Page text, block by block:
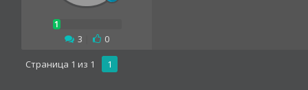
3 0
Страница 1 из 1 1